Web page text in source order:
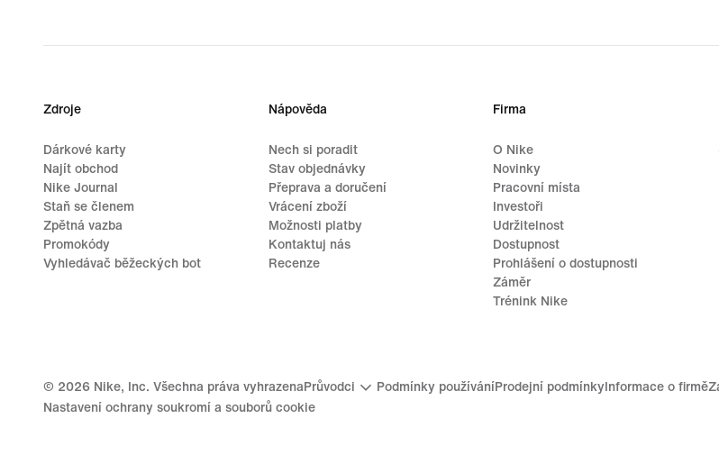
Zdroje
Dárkové karty
Najít obchod
Nike Journal
Staň se členem
Zpětná vazba
Promokódy
Vyhledávač běžeckých bot
Nápověda
Nech si poradit
Stav objednávky
Přeprava a doručení
Vrácení zboží
Možnosti platby
Kontaktuj nás
Recenze
Firma
O Nike
Novinky
Pracovní místa
Investoři
Udržitelnost
Dostupnost
Prohlášení o dostupnosti
Záměr
Trénink Nike
© 2026 Nike, Inc. Všechna práva vyhrazena Průvodci Podmínky používání Prodejní podmínky Informace o firmě
Nastavení ochrany soukromí a souborů cookie